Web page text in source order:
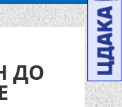
ДО